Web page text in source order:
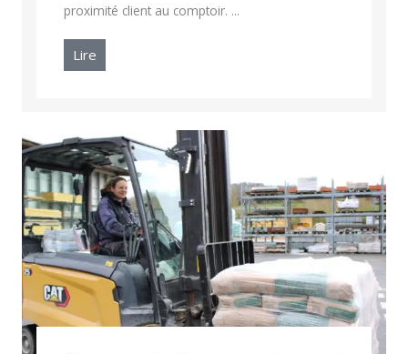
proximité client au comptoir. ...
Lire